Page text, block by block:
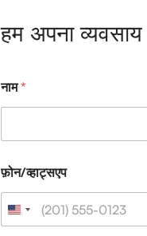
हम अपना
नाम*
फ़ोन/व्हाट्सएप